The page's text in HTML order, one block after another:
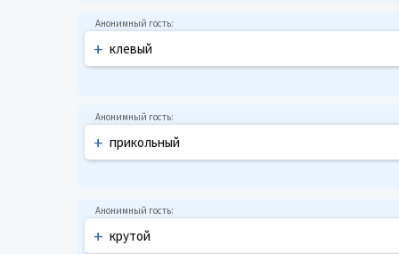
+ клевый
+ прикольный
+ крутой